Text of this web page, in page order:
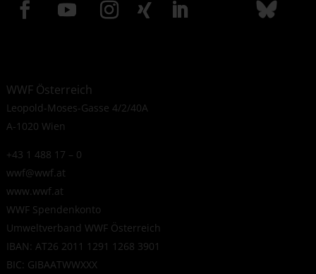
WWF Österreich
Leopold-Moses-Gasse 4/2/40A
A-1020 Wien
+43 1 488 17 – 0
wwf@wwf.at
www.wwf.at
WWF Spendenkonto
Umweltverband WWF Österreich
IBAN: AT26 2011 1291 1268 3901
BIC: GIBAATWWXXX